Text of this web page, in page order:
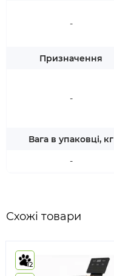
-
Призначення
-
Вага в упаковці, кг
-
Схожі товари
12